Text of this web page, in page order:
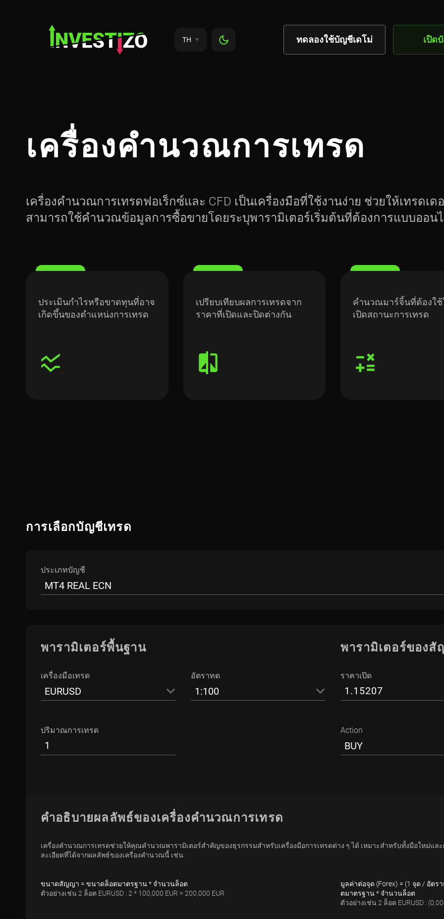
TH ทดลองใช้บัญชีเดโม่ เปิด
เครื่องคำนวณการเทรด
เครื่องคำนวณการเทรดฟอเร็กซ์และ CFD เป็นเครื่องมือที่ใช้งานง่าย ช่วยให้เทรดเ
สามารถใช้คำนวณข้อมูลการซื้อขายโดยระบุพารามิเตอร์เริ่มต้นที่ต้องการแบบออน
ประเมินกำไรหรือขาดทุนที่อาจ
เกิดขึ้นของตำแหน่งการเทรด
เปรียบเทียบผลการเทรดจาก
ราคาที่เปิดและปิดต่างกัน
คำนวณมาร์จิ้นที่ต้องใช้
เปิดสถานะการเทรด
การเลือกบัญชีเทรด
ประเภทบัญชี
MT4 REAL ECN
พารามิเตอร์พื้นฐาน
เครื่องมือเทรด
EURUSD
อัตราทด
1:100
ปริมาณการเทรด
พารามิเตอร์ของ
ราคาเปิด
Action
BUY
คำอธิบายผลลัพธ์ของเครื่องคำนวณการเทรด
เครื่องคำนวณการเทรดช่วยให้คุณคำนวณพารามิเตอร์สำคัญของธุรกรรมสำหรับเครื่องมือการเทรดต่าง ๆ ได้ เหมาะสำหรับทั้งมือใหม่แ
ละเอียดที่ได้จากผลลัพธ์ของเครื่องคำนวณนี้ เช่น:
ขนาดสัญญา = ขนาดล็อตมาตรฐาน * จำนวนล็อต
ตัวอย่างเช่น 2 ล็อต EURUSD : 2 * 100,000 EUR = 200,000 EUR
มูลค่าต่อจุด (Forex) = (1 จุด / อัตร
ตมาตรฐาน * จำนวนล็อต
ตัวอย่างเช่น 2 ล็อต EURUSD :